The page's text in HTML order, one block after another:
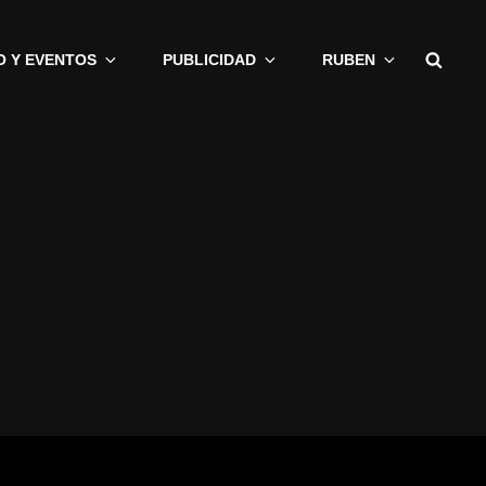
Y EVENTOS PUBLICIDAD RUBEN